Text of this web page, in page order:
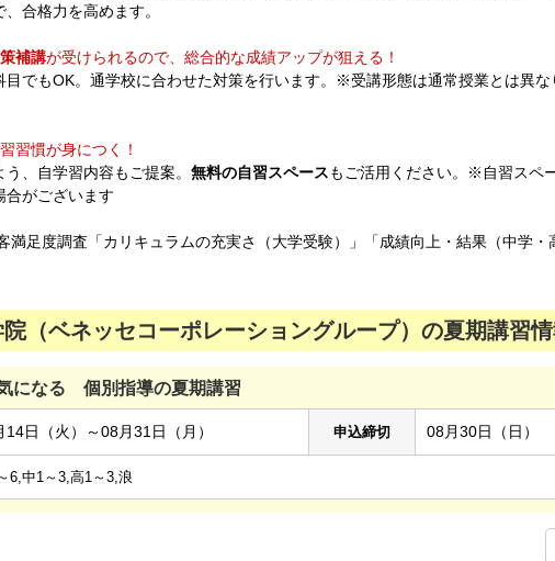
合格力を高めます。
補講が受けられるので、総合的な成績アップが狙える！
目でもOK。通学校に合わせた対策を行います。※受講形態は通常授業とは異
習慣が身につく！​
、自学習内容もご提案。 無料の自習スペースもご活用ください。※自習スペ
合がございます
足度調査「カリキュラムの充実さ（大学受験）」「成績向上・結果（中学
（ベネッセコーポレーショングループ）の夏期講習
になる 個別指導の夏期講習
14日（火）～08月31日（月） 申込締切 08月30日（日）
6,中1～3,高1～3,浪